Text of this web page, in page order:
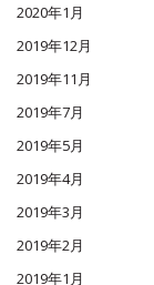
2020年1月
2019年12月
2019年11月
2019年7月
2019年5月
2019年4月
2019年3月
2019年2月
2019年1月